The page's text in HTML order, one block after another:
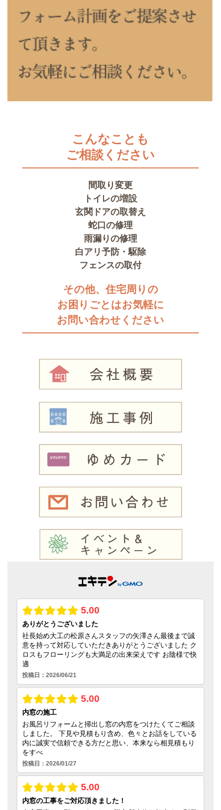
こんなことも
ご相談ください
間取り変更
トイレの増設
玄関ドアの取替え
蛇口の修理
雨漏りの修理
白アリ予防・駆除
フェンスの取付
その他、住宅周りの
お困りごとはお気軽に
お問い合わせください